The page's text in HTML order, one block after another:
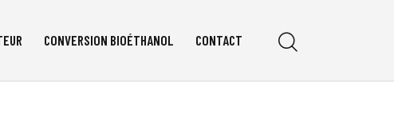
CONVERSION BIOÉTHANOL CONTACT